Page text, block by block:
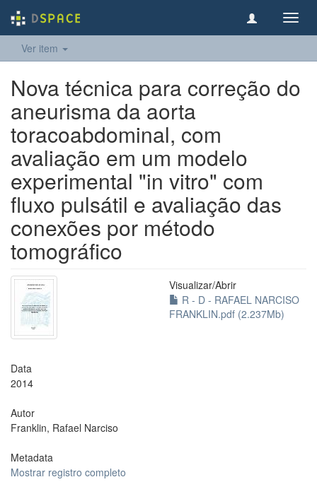
Ver item
Nova técnica para correção do
aneurisma da aorta
toracoabdominal, com
avaliação em um modelo
experimental "in vitro" com
fluxo pulsátil e avaliação das
conexões por método
tomográfico
Visualizar/Abrir
R - D - RAFAEL NARCISO
FRANKLIN.pdf (2.237Mb)
Data
2014
Autor
Franklin, Rafael Narciso
Metadata
Mostrar registro completo